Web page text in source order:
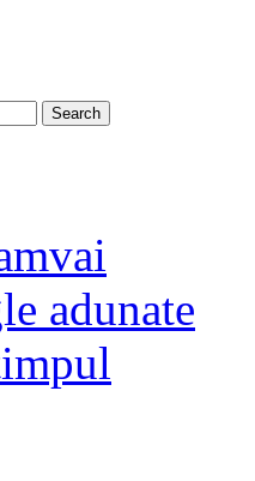
adunate